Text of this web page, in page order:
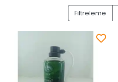
Filtreleme